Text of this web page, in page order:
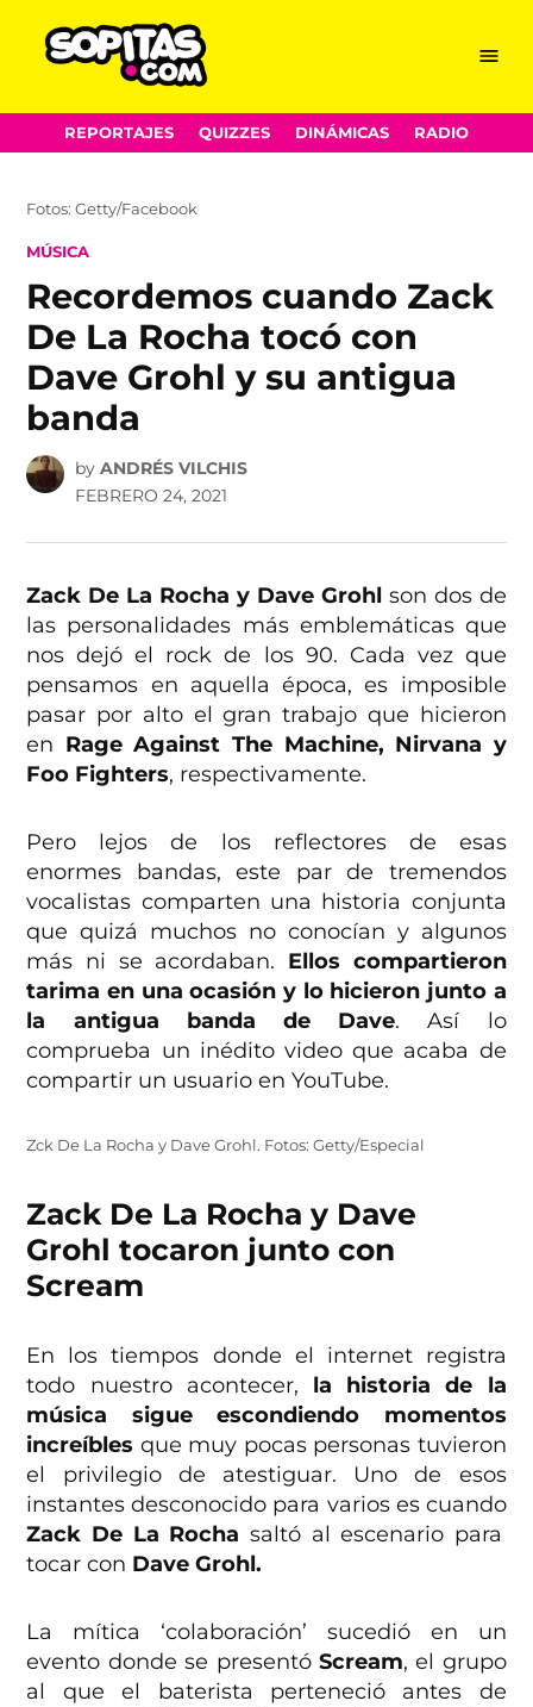
Skip
to
Menu
REPORTAJES QUIZZES DINÁMICAS RADIO
Fotos: Getty/Facebook
POSTED
MÚSICA
Recordemos cuando Zack
De La Rocha tocó con
Dave Grohl y su antigua
banda
by ANDRÉS VILCHIS
FEBRERO 24, 2021
Zack De La Rocha y Dave Grohl son dos de
las personalidades más emblemáticas que
nos dejó el rock de los 90. Cada vez que
pensamos en aquella época, es imposible
pasar por alto el gran trabajo que hicieron
en Rage Against The Machine, Nirvana y
Foo Fighters, respectivamente.
Pero lejos de los reflectores de esas
enormes bandas, este par de tremendos
vocalistas comparten una historia conjunta
que quizá muchos no conocían y algunos
más ni se acordaban. Ellos compartieron
tarima en una ocasión y lo hicieron junto a
la antigua banda de Dave. Así lo
comprueba un inédito video que acaba de
compartir un usuario en YouTube.
Zck De La Rocha y Dave Grohl. Fotos: Getty/Especial
Zack De La Rocha y Dave
Grohl tocaron junto con
Scream
En los tiempos donde el internet registra
todo nuestro acontecer, la historia de la
música sigue escondiendo momentos
increíbles que muy pocas personas tuvieron
el privilegio de atestiguar. Uno de esos
instantes desconocido para varios es cuando
Zack De La Rocha saltó al escenario para
tocar con Dave Grohl.
La mítica ‘colaboración’ sucedió en un
evento donde se presentó Scream, el grupo
al que el baterista perteneció antes de